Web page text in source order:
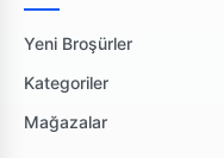
Yeni Broşürler
Kategoriler
Mağazalar